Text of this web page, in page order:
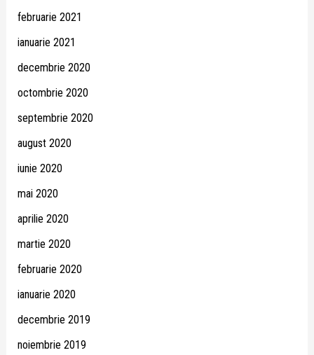
februarie 2021
ianuarie 2021
decembrie 2020
octombrie 2020
septembrie 2020
august 2020
iunie 2020
mai 2020
aprilie 2020
martie 2020
februarie 2020
ianuarie 2020
decembrie 2019
noiembrie 2019